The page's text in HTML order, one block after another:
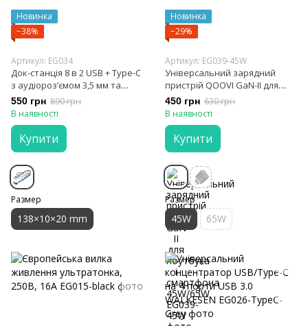
Новинка
−38%
Артикул: EG034
Док-станція 8 в 2 USB + Type-C
з аудіорозʼємом 3,5 мм та
кардрідером OULLX
550 грн 890 грн
В наявності
Купити
Размер
138×10×20 mm
Новинка
−29%
Артикул: EG039-45W
Універсальний зарядний
пристрій QOOVI GaN-II для
ноутбука і смартфона
45W/65W
450 грн 630 грн
В наявності
Купити
Размер
45W 65W